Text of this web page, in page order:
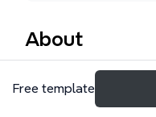
About
La carte mentale
exigences du
Free template